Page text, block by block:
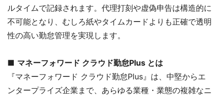
ルタイムで記録されます。代理打刻や虚偽申告は構造的に
不可能となり、むしろ紙やタイムカードよりも正確で透明
性の高い勤怠管理を実現します。
■ マネーフォワード クラウド勤怠Plus とは
『マネーフォワード クラウド勤怠Plus』は、中堅からエ
ンタープライズ企業まで、あらゆる業種・業態の複雑なニ